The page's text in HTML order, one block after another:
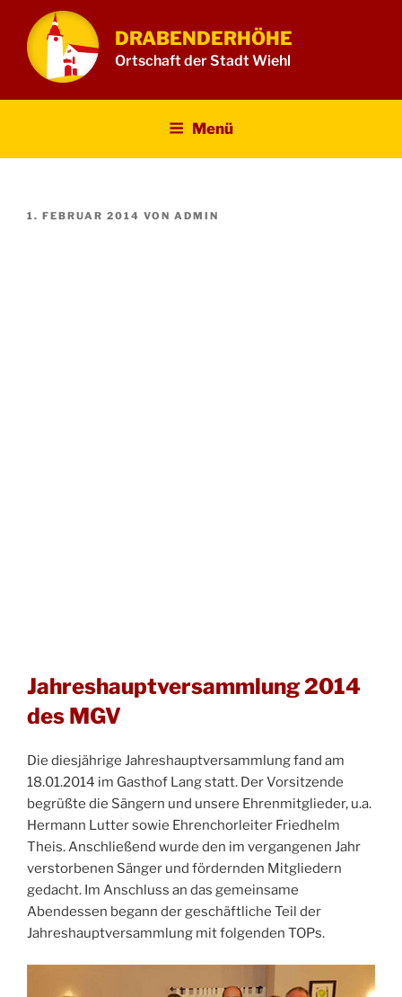
Inhalt
springen
DRABENDERHÖHE
Ortschaft der Stadt Wiehl
Menü
VERÖFFENTLICHT
1. FEBRUAR 2014 VON ADMIN
Jahreshauptversammlung 2014
des MGV
Die diesjährige Jahreshauptversammlung fand am
18.01.2014 im Gasthof Lang statt. Der Vorsitzende
begrüßte die Sängern und unsere Ehrenmitglieder, u.a.
Hermann Lutter sowie Ehrenchorleiter Friedhelm
Theis. Anschließend wurde den im vergangenen Jahr
verstorbenen Sänger und fördernden Mitgliedern
gedacht. Im Anschluss an das gemeinsame
Abendessen begann der geschäftliche Teil der
Jahreshauptversammlung mit folgenden TOPs.